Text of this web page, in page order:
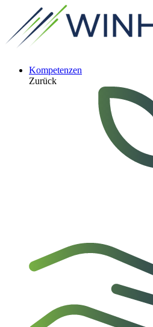
Kompetenzen
Zurück